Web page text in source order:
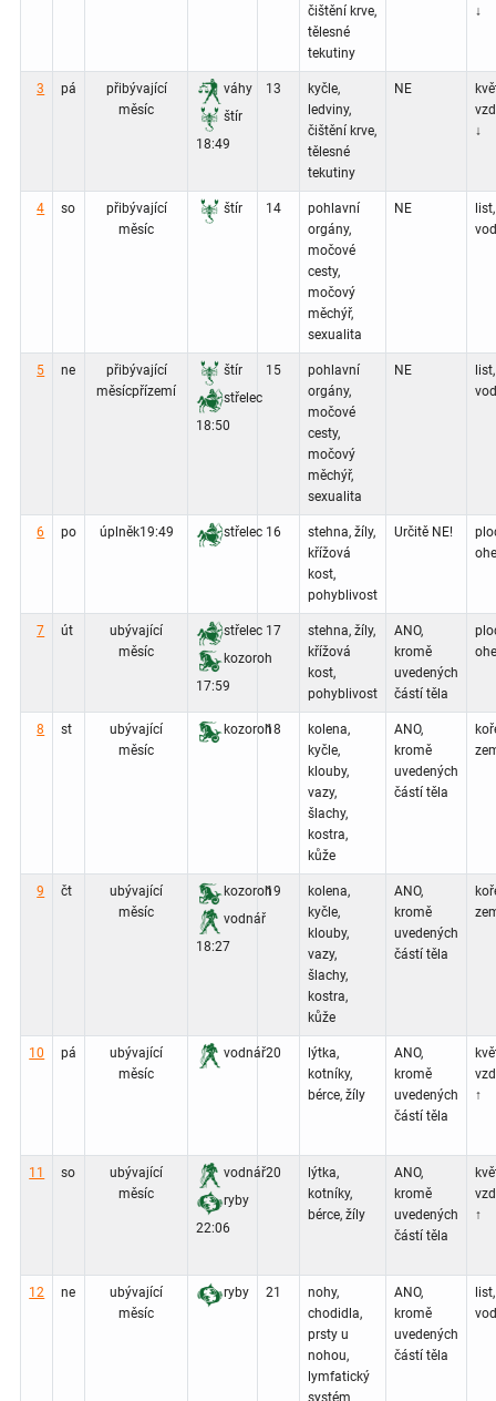
čištění krve,
tělesné
tekutiny
↓
3 pá
přibývající
měsíc
váhy
štír
18:49
13
kyčle,
ledviny,
čištění krve,
tělesné
tekutiny
NE
↓
4 so
přibývající
měsíc
štír 14
pohlavní
orgány,
močové
cesty,
močový
měchýř,
sexualita
NE
list,
5 ne
přibývající
měsícpřízemí
štír
střelec
18:50
15
pohlavní
orgány,
močové
cesty,
močový
měchýř,
sexualita
NE
list,
6 po úplněk19:49 střelec 16
stehna, žíly,
křížová
kost,
pohyblivost
Určitě NE!
7 út
ubývající
měsíc
střelec
kozoroh
17:59
17
stehna, žíly,
křížová
kost,
pohyblivost
ANO,
kromě
uvedených
částí těla
8 st
ubývající
měsíc
kozoroh18
kolena,
kyčle,
klouby,
vazy,
šlachy,
kostra,
kůže
ANO,
kromě
uvedených
částí těla
9 čt
ubývající
měsíc
kozoroh
vodnář
18:27
19
kolena,
kyčle,
klouby,
vazy,
šlachy,
kostra,
kůže
ANO,
kromě
uvedených
částí těla
10 pá
ubývající
měsíc
vodnář20
lýtka,
kotníky,
bérce, žíly
ANO,
kromě
uvedených
částí těla
↑
11 so
ubývající
měsíc
vodnář
ryby
22:06
20
lýtka,
kotníky,
bérce, žíly
ANO,
kromě
uvedených
částí těla
↑
12 ne
ubývající
měsíc
ryby 21
nohy,
chodidla,
prsty u
nohou,
lymfatický
ANO,
kromě
uvedených
částí těla
list,